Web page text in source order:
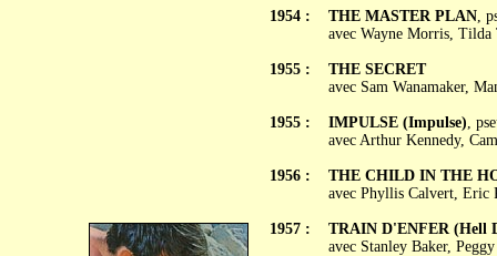
1954 :
1955 :
1955 :
1956 :
1957 :
THE MASTER PLAN,
avec Wayne Morris,
THE SECRET
avec Sam Wanamaker,
IMPULSE (Impulse),
avec Arthur Kennedy,
THE CHILD IN THE
avec Phyllis Calvert, Eric
TRAIN D'ENFER (Hell
avec Stanley Baker,